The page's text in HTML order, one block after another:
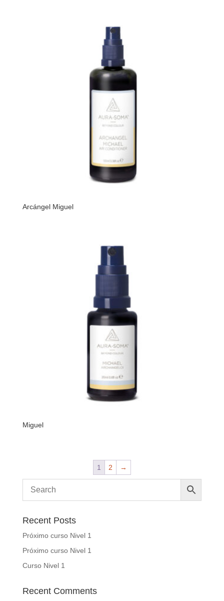
Arcángel Miguel
Miguel
1 2 →
Recent Posts
Próximo curso Nivel 1
Próximo curso Nivel 1
Curso Nivel 1
Recent Comments